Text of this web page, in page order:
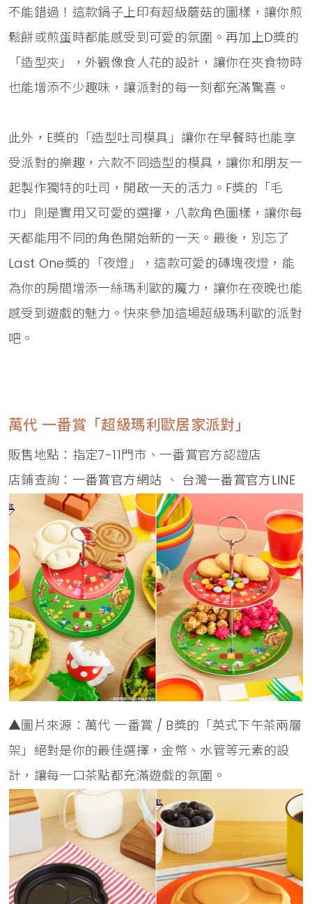
不能錯過！這款鍋子上印有超級蘑菇的圖樣，讓你煎
鬆餅或煎蛋時都能感受到可愛的氛圍。再加上D獎的
「造型夾」，外觀像食人花的設計，讓你在夾食物時
也能增添不少趣味，讓派對的每一刻都充滿驚喜。
此外，E獎的「造型吐司模具」讓你在早餐時也能享
受派對的樂趣，六款不同造型的模具，讓你和朋友一
起製作獨特的吐司，開啟一天的活力。F獎的「毛
巾」則是實用又可愛的選擇，八款角色圖樣，讓你每
天都能用不同的角色開始新的一天。最後，別忘了
Last One獎的「夜燈」，這款可愛的磚塊夜燈，能
為你的房間增添一絲瑪利歐的魔力，讓你在夜晚也能
感受到遊戲的魅力。快來參加這場超級瑪利歐的派對
吧。
萬代 一番賞「超級瑪利歐居家派對」
販售地點：指定7-11門市、一番賞官方認證店
店鋪查詢： 一番賞官方網站 、 台灣一番賞官方LINE
▲圖片來源：萬代 一番賞 / B獎的「英式下午茶兩層
架」絕對是你的最佳選擇，金幣、水管等元素的設
計，讓每一口茶點都充滿遊戲的氛圍。